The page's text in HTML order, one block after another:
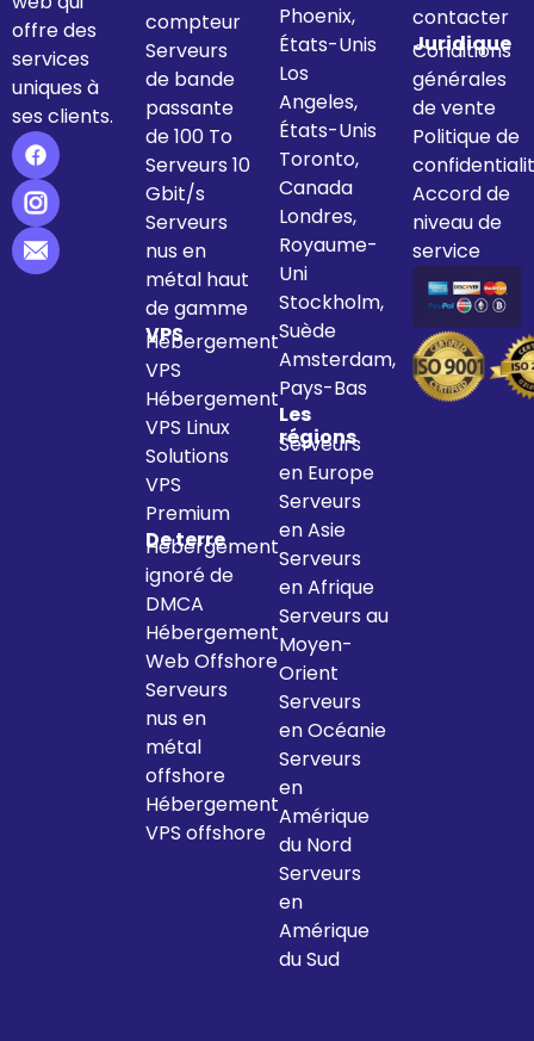
offre des
services
uniques à
ses clients.
compteur
Serveurs
de bande
passante
de 100 To
Serveurs 10
Gbit/s
Serveurs
nus en
métal haut
de gamme
VPS
Hébergement
VPS
Hébergement
VPS Linux
Solutions
VPS
Premium
De terre
Hébergement
ignoré de
DMCA
Hébergement
Web Offshore
Serveurs
nus en
métal
offshore
Hébergement
VPS offshore
Phoenix,
États-Unis
Los
Angeles,
États-Unis
Toronto,
Canada
Londres,
Royaume-
Uni
Stockholm,
Suède
Amsterdam,
Pays-Bas
Les
régions
Serveurs
en Europe
Serveurs
en Asie
Serveurs
en Afrique
Serveurs au
Moyen-
Orient
Serveurs
en Océanie
Serveurs
en
Amérique
du Nord
Serveurs
en
Amérique
du Sud
contacter
Juridique
Conditions
générales
de vente
Politique de
Accord de
niveau de
service